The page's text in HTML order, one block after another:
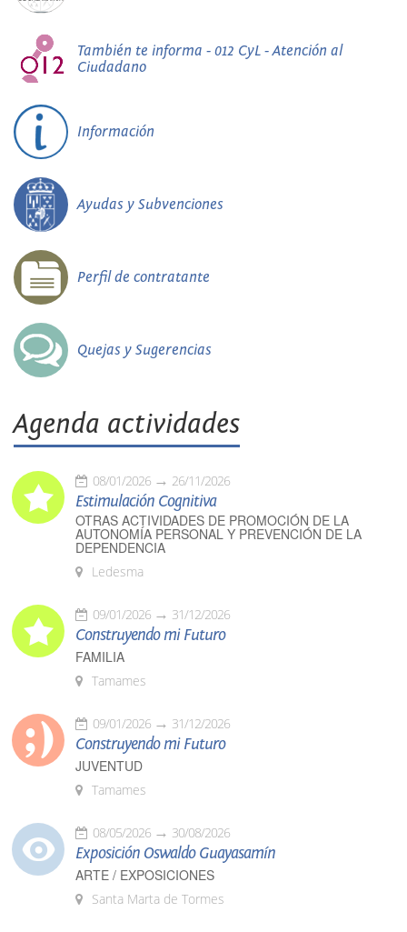
También te informa - 012 CyL - Atención al
Ciudadano
Información
Ayudas y Subvenciones
Perfil de contratante
Quejas y Sugerencias
Agenda actividades
08/01/2026 26/11/2026
Estimulación Cognitiva
OTRAS ACTIVIDADES DE PROMOCIÓN DE LA
AUTONOMÍA PERSONAL Y PREVENCIÓN DE LA
DEPENDENCIA
Ledesma
09/01/2026 31/12/2026
Construyendo mi Futuro
FAMILIA
Tamames
09/01/2026 31/12/2026
Construyendo mi Futuro
JUVENTUD
Tamames
08/05/2026 30/08/2026
Exposición Oswaldo Guayasamín
ARTE / EXPOSICIONES
Santa Marta de Tormes